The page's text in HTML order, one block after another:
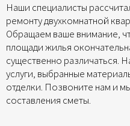
Наши специалисты
ремонту двухкомнатной
Обращаем ваше внимание,
площади жилья
существенно различаться.
услуги, выбранные
отделки. Позвоните нам и
составления сметы.